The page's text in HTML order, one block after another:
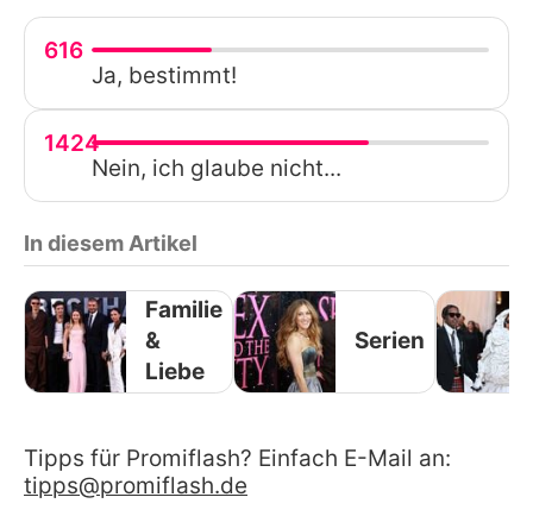
616
Ja, bestimmt!
1424
Nein, ich glaube nicht...
In diesem Artikel
Familie
&
Liebe
Serien
Tipps für Promiflash? Einfach E-Mail an:
tipps@promiflash.de